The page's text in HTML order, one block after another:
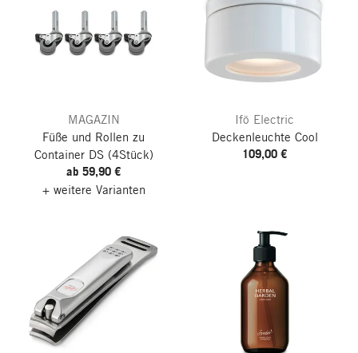
MAGAZIN
Füße und Rollen zu
Container DS(4Stück)
ab 59,90 €
+ weitere Varianten
Ifö Electric
Deckenleuchte Cool
109,00 €